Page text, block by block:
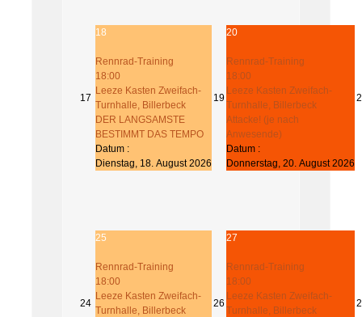
17
18
Rennrad-Training
18:00
Leeze Kasten Zweifach-
Turnhalle, Billerbeck
DER LANGSAMSTE
BESTIMMT DAS TEMPO
Datum :
Dienstag, 18. August 2026
19
20
Rennrad-Training
18:00
Leeze Kasten Zweifach-
Turnhalle, Billerbeck
Attacke! (je nach
Anwesende)
Datum :
Donnerstag, 20. August 2026
24
25
Rennrad-Training
18:00
Leeze Kasten Zweifach-
Turnhalle, Billerbeck
26
27
Rennrad-Training
18:00
Leeze Kasten Zweifach-
Turnhalle, Billerbeck